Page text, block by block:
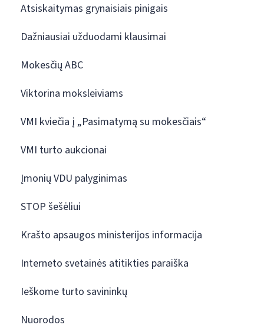
Atsiskaitymas grynaisiais pinigais
Dažniausiai užduodami klausimai
Mokesčių ABC
Viktorina moksleiviams
VMI kviečia į „Pasimatymą su mokesčiais“
VMI turto aukcionai
Įmonių VDU palyginimas
STOP šešėliui
Krašto apsaugos ministerijos informacija
Interneto svetainės atitikties paraiška
Ieškome turto savininkų
Nuorodos